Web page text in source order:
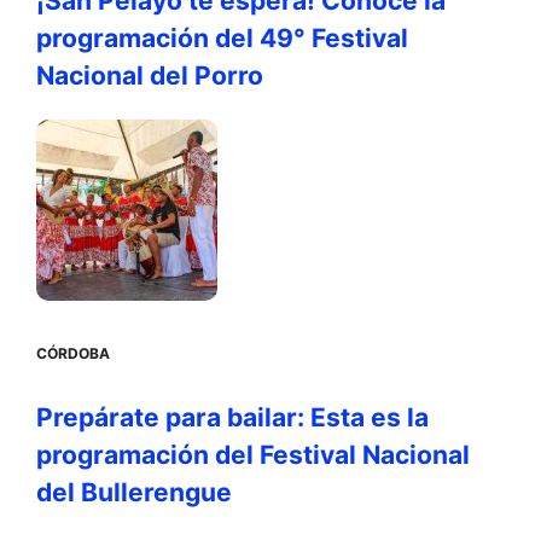
programación del 49° Festival
Nacional del Porro
CÓRDOBA
Prepárate para bailar: Esta es la
programación del Festival Nacional
del Bullerengue